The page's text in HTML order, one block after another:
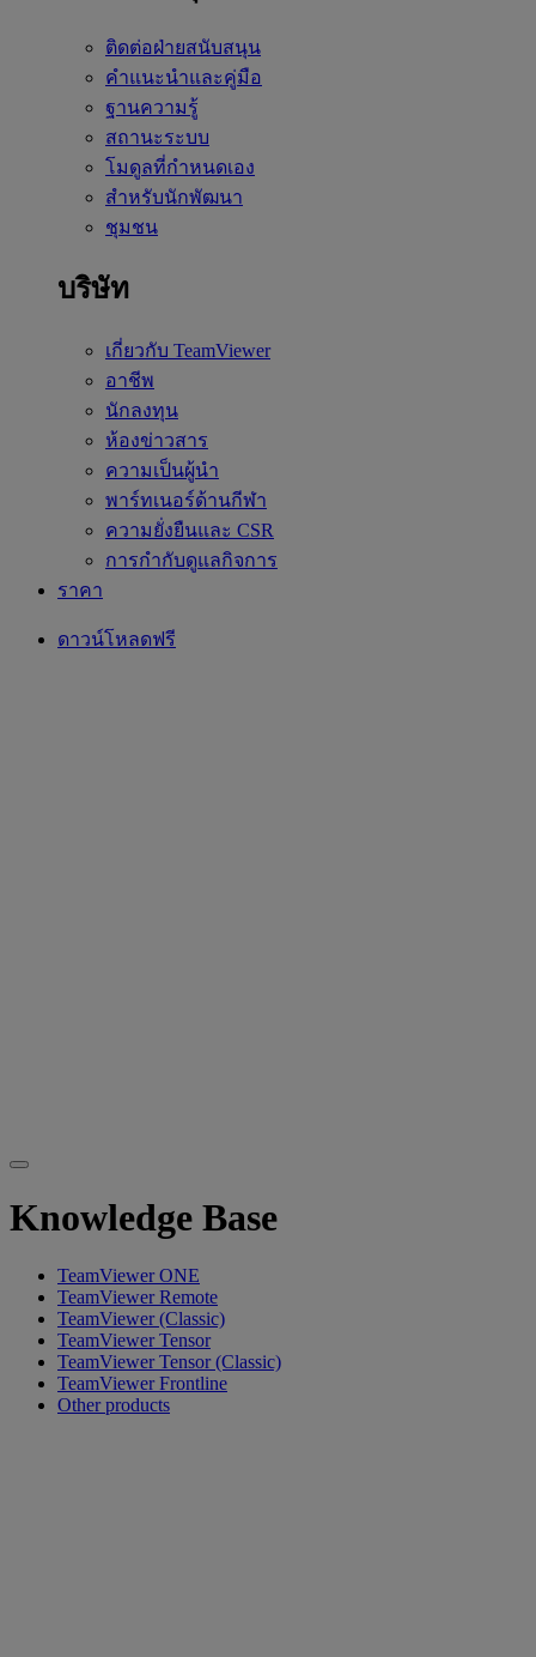
ติดต่อฝ่ายสนับสนุน
คำแนะนำและคู่มือ
ฐานความรู้
สถานะระบบ
โมดูลที่กำหนดเอง
สำหรับนักพัฒนา
ชุมชน
บริษัท
เกี่ยวกับ TeamViewer
อาชีพ
นักลงทุน
ห้องข่าวสาร
ความเป็นผู้นำ
พาร์ทเนอร์ด้านกีฬา
ความยั่งยืนและ CSR
การกำกับดูแลกิจการ
ราคา
ดาวน์โหลดฟรี
Knowledge Base
TeamViewer ONE
TeamViewer Remote
TeamViewer (Classic)
TeamViewer Tensor
TeamViewer Tensor (Classic)
TeamViewer Frontline
Other products